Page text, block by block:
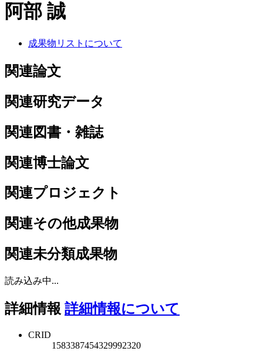
阿部 誠
成果物リストについて
関連論文
関連研究データ
関連図書・雑誌
関連博士論文
関連プロジェクト
関連その他成果物
関連未分類成果物
読み込み中...
詳細情報 詳細情報について
CRID
1583387454329992320